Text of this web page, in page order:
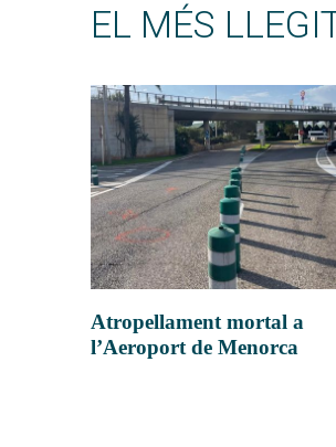
EL MÉS
Atropellament mortal a
l’Aeroport de Menorca